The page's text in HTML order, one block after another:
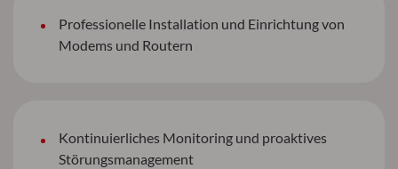
Professionelle Installation und Einrichtung von
Modems und Routern
Kontinuierliches Monitoring und proaktives
Störungsmanagement